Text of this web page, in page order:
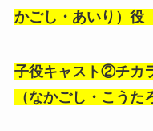
かごし・あいり）
子役キャスト②チカ
（なかごし・こう